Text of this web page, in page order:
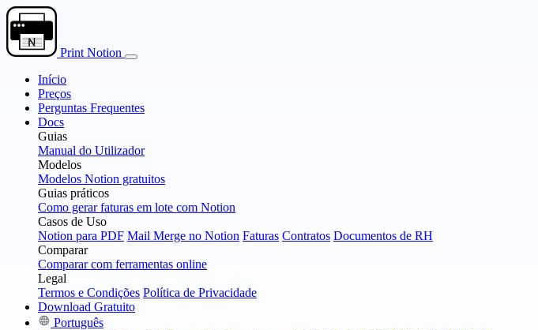
Print Notion
Início
Preços
Perguntas Frequentes
Docs
Guias
Manual do Utilizador
Modelos
Modelos Notion gratuitos
Guias práticos
Como gerar faturas em lote com Notion
Casos de Uso
Notion para PDF Mail Merge no Notion Faturas Contratos Documentos de RH
Comparar
Comparar com ferramentas online
Legal
Termos e Condições Política de Privacidade
Download Gratuito
Português